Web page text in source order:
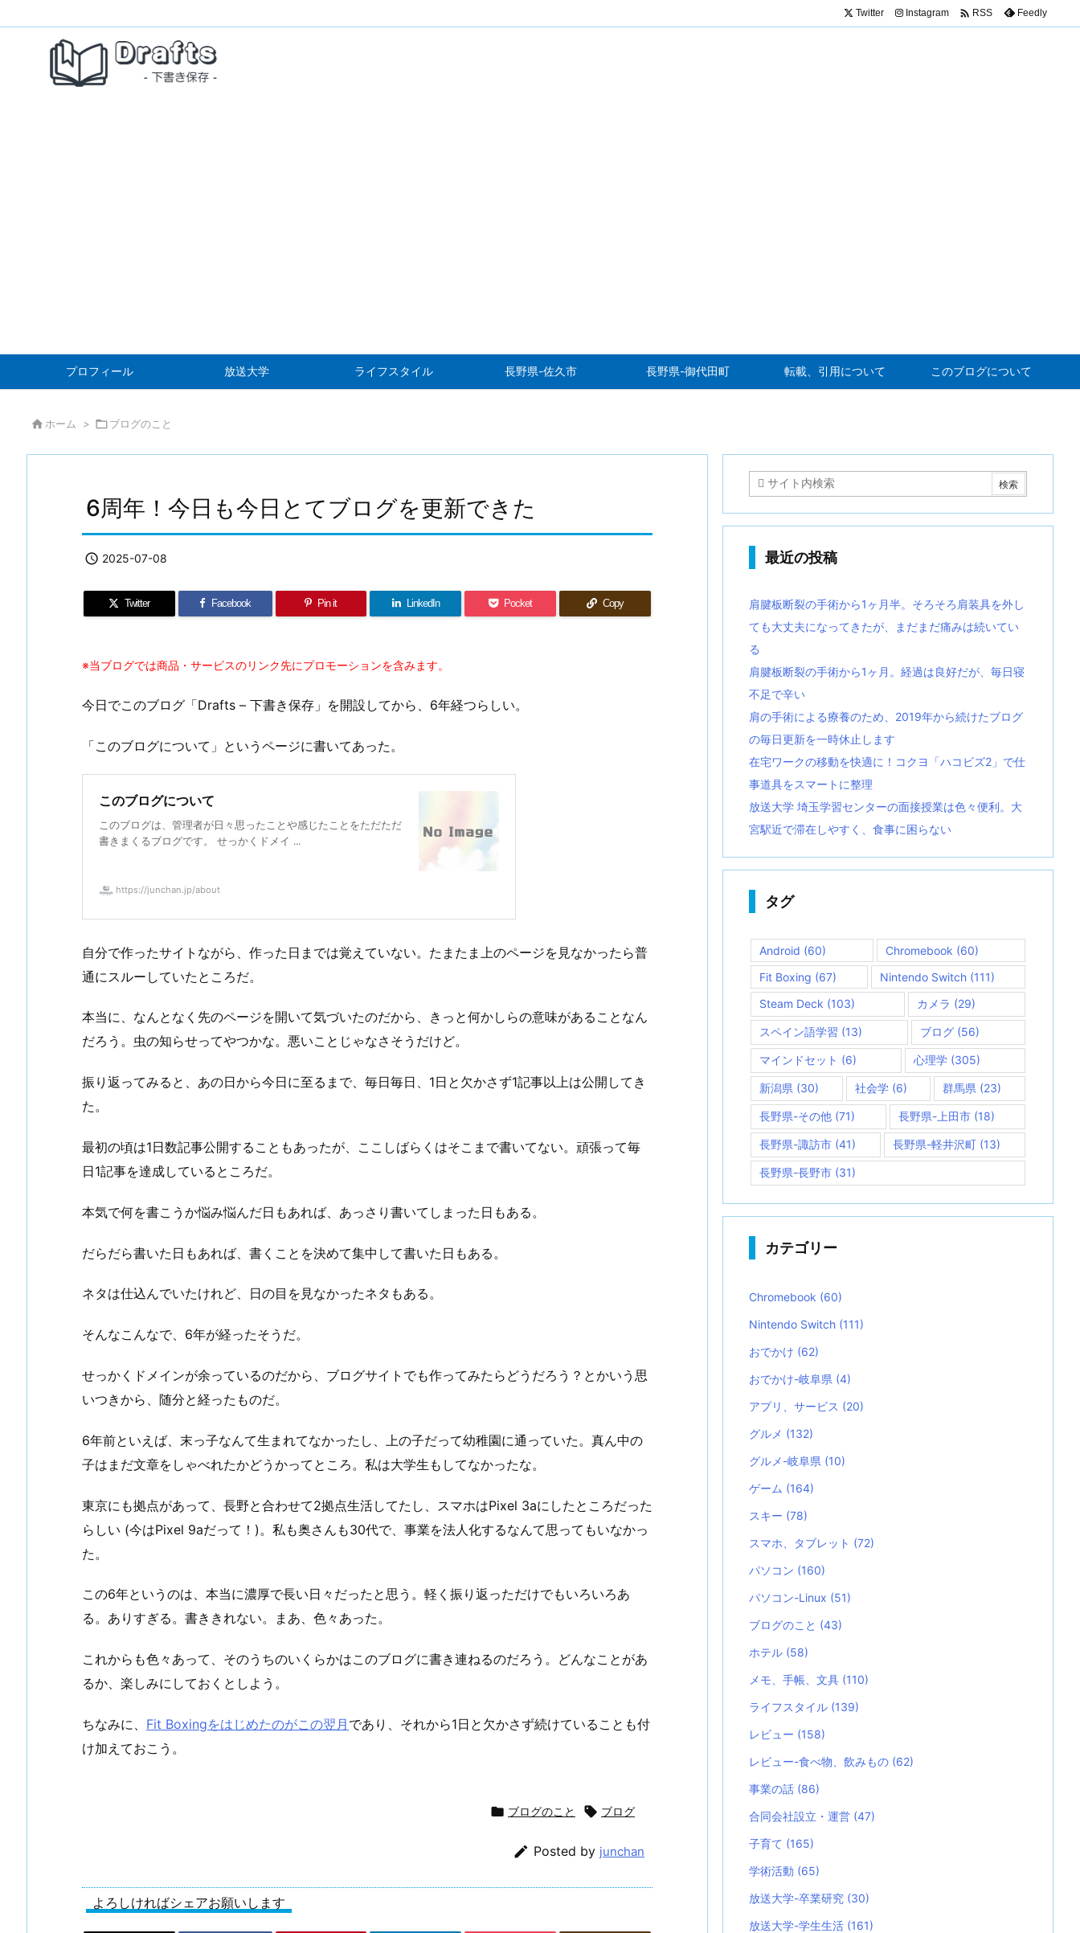
プロフィール 放送大学 ライフスタイル 長野県-佐久市 長野県-御代田町 転載、引用について このブログについて
Twitter Instagram  RSS Feedly
 ホーム > ブログのこと
6周年！今日も今日とてブログを更新できた
 2025-07-08
Twitter Facebook Pin it LinkedIn Pocket Copy
※当ブログでは商品・サービスのリンク先にプロモーションを含みます。
今日でこのブログ「Drafts – 下書き保存」を開設してから、6年経つらしい。
「このブログについて」というページに書いてあった。
このブログについて
このブログは、管理者が日々思ったことや感じたことをただただ
書きまくるブログです。 せっかくドメイ ...
https://junchan.jp/about
自分で作ったサイトながら、作った日までは覚えていない。たまたま上のページを見なかったら普
通にスルーしていたところだ。
本当に、なんとなく先のページを開いて気づいたのだから、きっと何かしらの意味があることなん
だろう。虫の知らせってやつかな。悪いことじゃなさそうだけど。
振り返ってみると、あの日から今日に至るまで、毎日毎日、1日と欠かさず1記事以上は公開してき
た。
最初の頃は1日数記事公開することもあったが、ここしばらくはそこまで書いてない。頑張って毎
日1記事を達成しているところだ。
本気で何を書こうか悩み悩んだ日もあれば、あっさり書いてしまった日もある。
だらだら書いた日もあれば、書くことを決めて集中して書いた日もある。
ネタは仕込んでいたけれど、日の目を見なかったネタもある。
そんなこんなで、6年が経ったそうだ。
せっかくドメインが余っているのだから、ブログサイトでも作ってみたらどうだろう？とかいう思
いつきから、随分と経ったものだ。
6年前といえば、末っ子なんて生まれてなかったし、上の子だって幼稚園に通っていた。真ん中の
子はまだ文章をしゃべれたかどうかってところ。私は大学生もしてなかったな。
東京にも拠点があって、長野と合わせて2拠点生活してたし、スマホはPixel 3aにしたところだった
らしい (今はPixel 9aだって！)。私も奥さんも30代で、事業を法人化するなんて思ってもいなかっ
た。
この6年というのは、本当に濃厚で長い日々だったと思う。軽く振り返っただけでもいろいろあ
る。ありすぎる。書ききれない。まあ、色々あった。
これからも色々あって、そのうちのいくらかはこのブログに書き連ねるのだろう。どんなことがあ
るか、楽しみにしておくとしよう。
ちなみに、 Fit Boxingをはじめたのがこの翌月 であり、それから1日と欠かさず続けていることも付
け加えておこう。
 ブログのこと  ブログ
 Posted by junchan
よろしければシェアお願いします
最近の投稿
肩腱板断裂の手術から1ヶ月半。そろそろ肩装具を外し
ても大丈夫になってきたが、まだまだ痛みは続いてい
る
肩腱板断裂の手術から1ヶ月。経過は良好だが、毎日寝
不足で辛い
肩の手術による療養のため、2019年から続けたブログ
の毎日更新を一時休止します
在宅ワークの移動を快適に！コクヨ「ハコビズ2」で仕
事道具をスマートに整理
放送大学 埼玉学習センターの面接授業は色々便利。大
宮駅近で滞在しやすく、食事に困らない
タグ
Android (60) Chromebook (60)
Fit Boxing (67) Nintendo Switch(111)
Steam Deck (103) カメラ (29)
スペイン語学習 (13) ブログ (56)
マインドセット (6) 心理学 (305)
新潟県 (30) 社会学(6) 群馬県 (23)
長野県-その他 (71) 長野県-上田市(18)
長野県-諏訪市 (41) 長野県-軽井沢町 (13)
長野県-長野市 (31)
カテゴリー
Chromebook (60)
Nintendo Switch (111)
おでかけ (62)
おでかけ-岐阜県 (4)
アプリ、サービス (20)
グルメ (132)
グルメ-岐阜県 (10)
ゲーム (164)
スキー (78)
スマホ、タブレット (72)
パソコン (160)
パソコン-Linux (51)
ブログのこと (43)
ホテル (58)
メモ、手帳、文具 (110)
ライフスタイル (139)
レビュー (158)
レビュー-食べ物、飲みもの (62)
事業の話 (86)
合同会社設立・運営 (47)
子育て (165)
学術活動 (65)
放送大学-卒業研究 (30)
放送大学-学生生活 (161)